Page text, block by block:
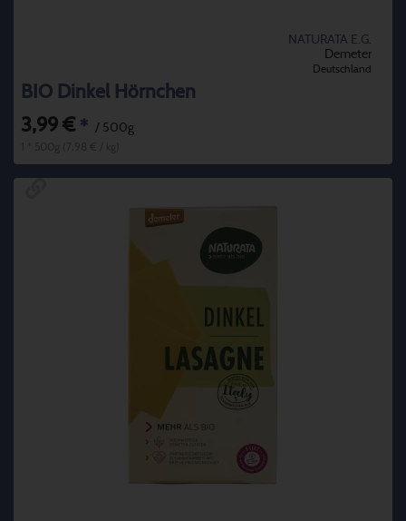
NATURATA E.G.
Demeter
Deutschland
BIO Dinkel Hörnchen
3,99 € * / 500g